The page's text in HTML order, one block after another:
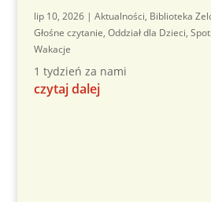
lip 10, 2026| Aktualności, Biblioteka
Głośne czytanie, Oddział dla Dzieci,
Wakacje
1 tydzień za nami
czytaj dalej